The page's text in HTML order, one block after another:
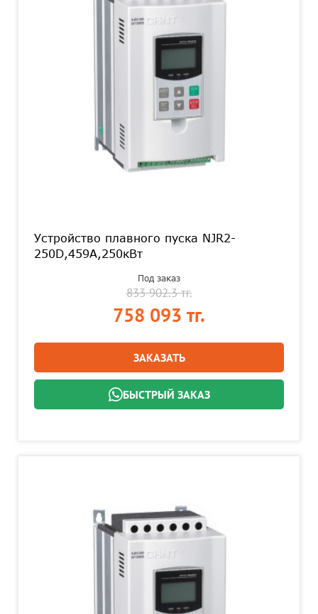
Устройство плавного пуска NJR2-
250D,459А,250кВт
Под заказ
833 902.3 тг.
758 093 тг.
ЗАКАЗАТЬ
БЫСТРЫЙ ЗАКАЗ